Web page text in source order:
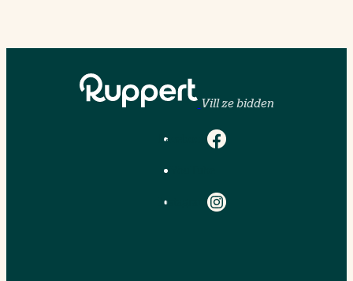
Vill ze bidden
Facebook
Instagram